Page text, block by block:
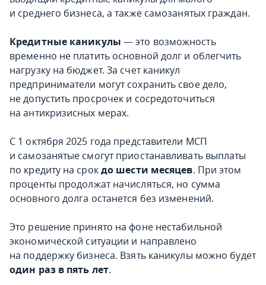
и среднего бизнеса, а также самозанятых граждан.
Кредитные каникулы — это возможность
временно не платить основной долг и облегчить
нагрузку на бюджет. За счет каникул
предприниматели могут сохранить свое дело,
не допустить просрочек и сосредоточиться
на антикризисных мерах.
С 1 октября 2025 года представители МСП
и самозанятые смогут приостанавливать выплаты
по кредиту на срокдо шести месяцев. При этом
проценты продолжат начисляться, но сумма
основного долга останется без изменений.
Это решение принято на фоне нестабильной
экономической ситуации и направлено
на поддержку бизнеса. Взять каникулы можно будет
один раз в пять лет.